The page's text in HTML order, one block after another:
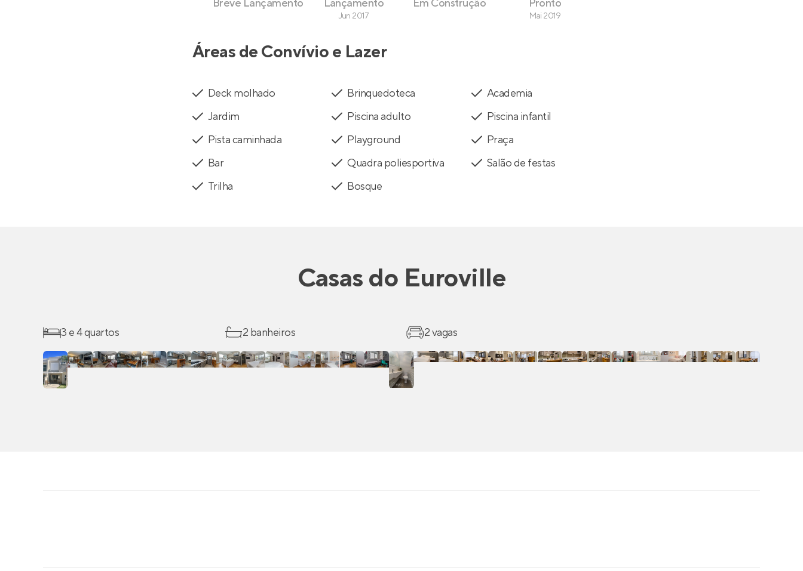
Breve Lançamento
Lançamento
Jun 2017
Em Construção
Pronto
Mai 2019
Áreas de Convívio e Lazer
Deck molhado Brinquedoteca
Academia
Jardim
Piscina adulto
Piscina infantil
Pista caminhada
Playground
Praça
Bar
Quadra poliesportiva
Salão de festas
Trilha
Bosque
Casas do Euroville
3 e 4 quartos 2 banheiros 2 vagas